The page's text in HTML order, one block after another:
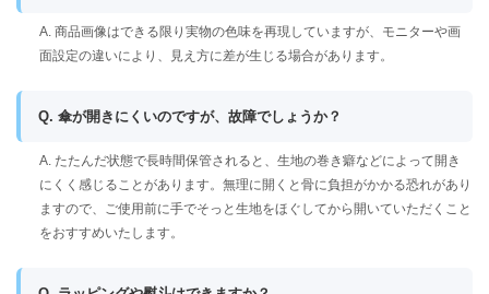
A. 商品画像はできる限り実物の色味を再現していますが、モニターや画
面設定の違いにより、見え方に差が生じる場合があります。
Q. 傘が開きにくいのですが、故障でしょうか？
A. たたんだ状態で長時間保管されると、生地の巻き癖などによって開き
にくく感じることがあります。無理に開くと骨に負担がかかる恐れがあり
ますので、ご使用前に手でそっと生地をほぐしてから開いていただくこと
をおすすめいたします。